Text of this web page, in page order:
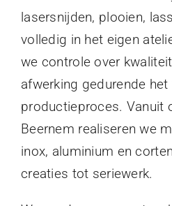
lasersnijden, plooien,
volledig in het eigen
we controle over
afwerking gedurende
productieproces. Vanuit
Beernem realiseren we
inox, aluminium en
creaties tot seriewerk.